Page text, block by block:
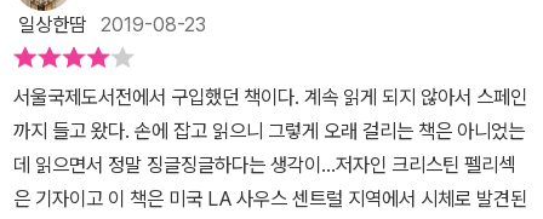
논란이 하루가 멀다 하고 일어나는 우리의 현실에서 생각해 볼 수 있
는 이야기이다.
일상한땀 2019-08-23
서울국제도서전에서 구입했던 책이다. 계속 읽게 되지 않아서 스페인
까지 들고 왔다. 손에 잡고 읽으니 그렇게 오래 걸리는 책은 아니었는
데 읽으면서 정말 징글징글하다는 생각이...저자인 크리스틴 펠리섹
은 기자이고 이 책은 미국 LA 사우스 센트럴 지역에서 시체로 발견된